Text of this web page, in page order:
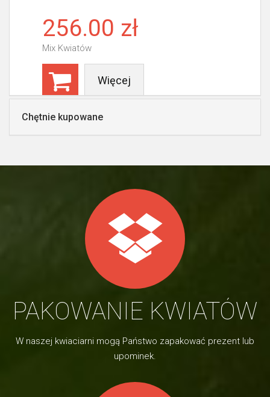
256.00 zł
Mix Kwiatów
Więcej
Chętnie kupowane
PAKOWANIE KWIATÓW
W naszej kwiaciarni mogą Państwo zapakować prezent lub
upominek.